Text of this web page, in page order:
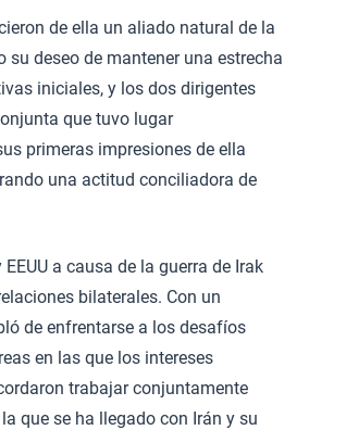
de ella un aliado natural de la
deseo de mantener una estrecha
iniciales, y los dos dirigentes
que tuvo lugar
primeras impresiones de ella
una actitud conciliadora de
a causa de la guerra de Irak
bilaterales. Con un
de enfrentarse a los desafíos
en las que los intereses
trabajar conjuntamente
que se ha llegado con Irán y su